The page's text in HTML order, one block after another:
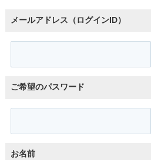
メールアドレス（ログインID）
ご希望のパスワード
お名前